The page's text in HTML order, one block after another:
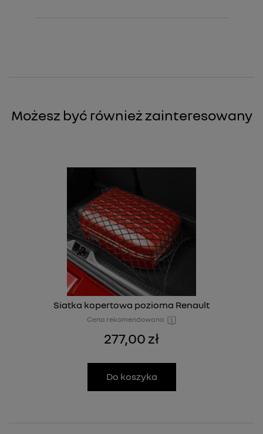
Możesz być również zainteresowany
Siatka kopertowa pozioma Renault
Cena rekomendowana
277,00 zł
Do koszyka